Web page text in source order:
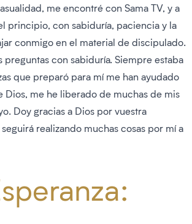
me encontré con Sama TV, y a
principio, con sabiduría, paciencia y la
conmigo en el material de discipulado.
preguntas con sabiduría. Siempre estaba
que preparó para mí me han ayudado
me he liberado de muchas de mis
Doy gracias a Dios por vuestra
realizando muchas cosas por mí a